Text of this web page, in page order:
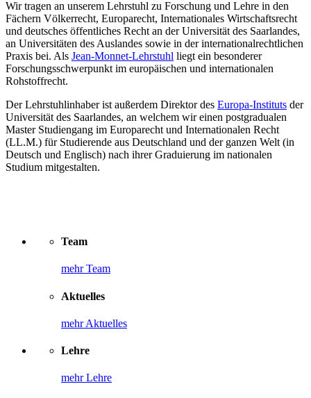
Wir tragen an unserem Lehrstuhl zu Forschung und Lehre in den
Fächern Völkerrecht, Europarecht, Internationales Wirtschaftsrecht
und deutsches öffentliches Recht an der Universität des Saarlandes,
an Universitäten des Auslandes sowie in der internationalrechtlichen
Praxis bei. Als Jean-Monnet-Lehrstuhl liegt ein besonderer
Forschungsschwerpunkt im europäischen und internationalen
Rohstoffrecht.
Der Lehrstuhlinhaber ist außerdem Direktor des Europa-Instituts der
Universität des Saarlandes, an welchem wir einen postgradualen
Master Studiengang im Europarecht und Internationalen Recht
(LL.M.) für Studierende aus Deutschland und der ganzen Welt (in
Deutsch und Englisch) nach ihrer Graduierung im nationalen
Studium mitgestalten.
Team
mehr Team
Aktuelles
mehr Aktuelles
Lehre
mehr Lehre